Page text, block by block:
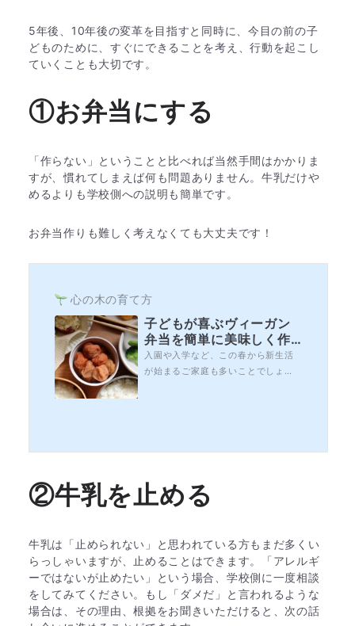
5年後、10年後の変革を目指すと同時に、今目の前の子
どものために、すぐにできることを考え、行動を起こし
ていくことも大切です。
①お弁当にする
「作らない」ということと比べれば当然手間はかかりま
すが、慣れてしまえば何も問題ありません。牛乳だけや
めるよりも学校側への説明も簡単です。
お弁当作りも難しく考えなくても大丈夫です！
心の木の育て方
子どもが喜ぶヴィーガン
弁当を簡単に美味しく作
るコツ〜お弁当写真も公
開〜
入園や入学など、この春から新生活
が始まるご家庭も多いことでしょ
くハードルが高く感じてしまうも
ラ弁などがアップされているのも、
ハードルが高くなる一...
②牛乳を止める
牛乳は「止められない」と思われている方もまだ多くい
らっしゃいますが、止めることはできます。「アレルギ
ーではないが止めたい」という場合、学校側に一度相談
をしてみてください。もし「ダメだ」と言われるような
場合は、その理由、根拠をお聞きいただけると、次の話